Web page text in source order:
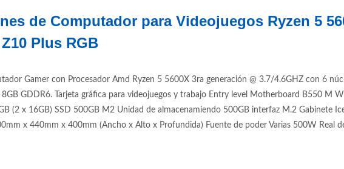
de Computador para Videojuegos Ryzen 5
Plus RGB
Gamer con Procesador Amd Ryzen 5 5600X 3ra generación @ 3.7/4.6GHZ con 6
GDDR6. Tarjeta gráfica para videojuegos y trabajo Entry level Motherboard B550 M
(2 x 16GB) SSD 500GB M2 Unidad de almacenamiendo 500GB interfaz M.2 Gabinete
x 440mm x 400mm (Ancho x Alto x Profundida) Fuente de poder Varias 500W Real